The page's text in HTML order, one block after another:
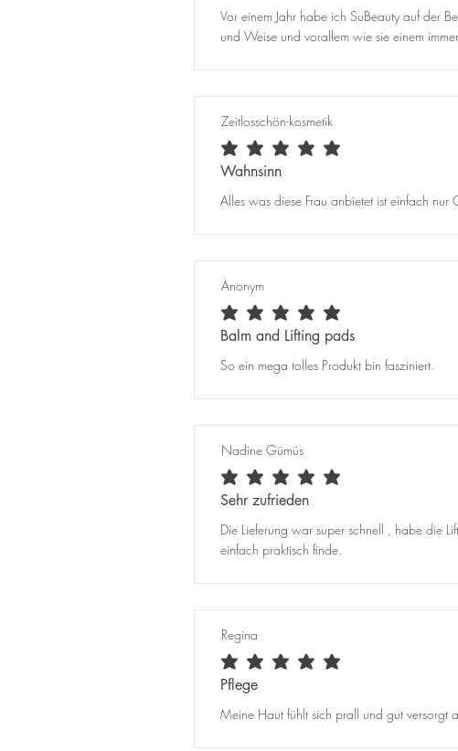
Vor einem Jahr habe ich SuBeauty auf der
und Weise und vorallem wie sie einem
Zeitlosschön-kosmetik
average rating is 5 out of 5
Wahnsinn
Alles was diese Frau anbietet ist einfach
Anonym
average rating is 5 out of 5
Balm and Lifting pads
So ein mega tolles Produkt bin fasziniert.
Nadine Gümüs
average rating is 5 out of 5
Sehr zufrieden
Die Lieferung war super schnell , habe die
einfach praktisch finde.
Regina
average rating is 5 out of 5
Pflege
Meine Haut fühlt sich prall und gut versorgt